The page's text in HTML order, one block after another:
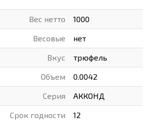
Вес нетто 1000
Весовые нет
Вкус трюфель
Объем 0.0042
Серия АККОНД
Срок годности 12